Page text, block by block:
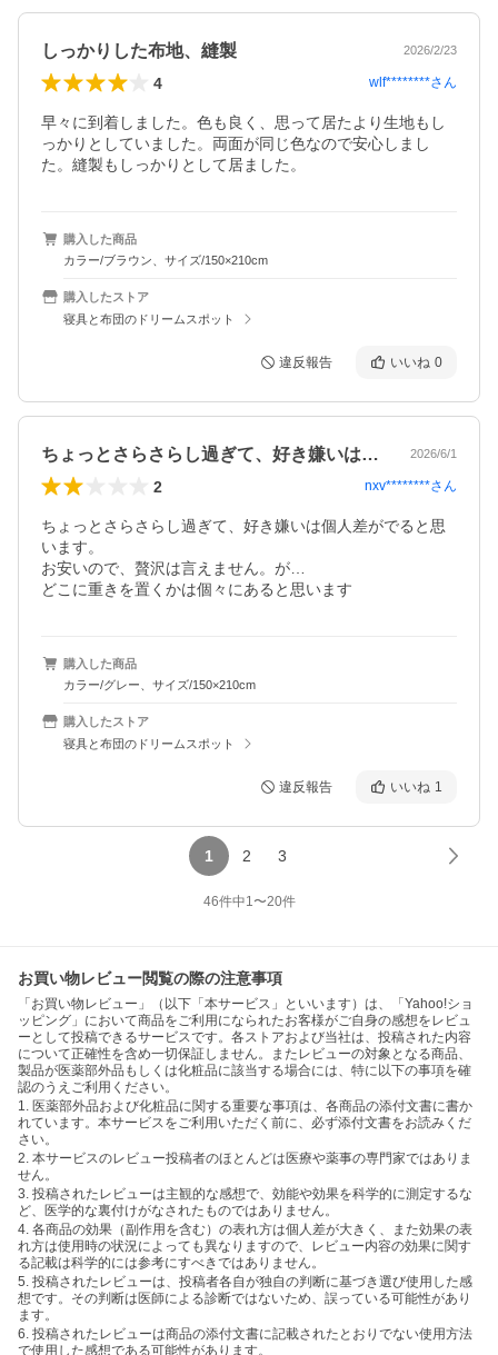
しっかりした布地、縫製 2026/2/23
4 wlf********さん
早々に到着しました。色も良く、思って居たより生地もし
っかりとしていました。両面が同じ色なので安心しまし
た。縫製もしっかりとして居ました。
購入した商品
カラー/ブラウン、サイズ/150×210cm
購入したストア
寝具と布団のドリームスポット
違反報告 いいね 0
ちょっとさらさらし過ぎて、好き嫌いは個… 2026/6/1
2 nxv********さん
ちょっとさらさらし過ぎて、好き嫌いは個人差がでると思
います。
お安いので、贅沢は言えません。が…
どこに重きを置くかは個々にあると思います
購入した商品
カラー/グレー、サイズ/150×210cm
購入したストア
寝具と布団のドリームスポット
違反報告 いいね 1
1 2 3
46件中1〜20件
お買い物レビュー閲覧の際の注意事項
「お買い物レビュー」（以下「本サービス」といいます）は、「Yahoo!ショ
ッピング」において商品をご利用になられたお客様がご自身の感想をレビュ
ーとして投稿できるサービスです。各ストアおよび当社は、投稿された内容
について正確性を含め一切保証しません。またレビューの対象となる商品、
製品が医薬部外品もしくは化粧品に該当する場合には、特に以下の事項を確
認のうえご利用ください。
1. 医薬部外品および化粧品に関する重要な事項は、各商品の添付文書に書か
れています。本サービスをご利用いただく前に、必ず添付文書をお読みくだ
さい。
2. 本サービスのレビュー投稿者のほとんどは医療や薬事の専門家ではありま
せん。
3. 投稿されたレビューは主観的な感想で、効能や効果を科学的に測定するな
ど、医学的な裏付けがなされたものではありません。
4. 各商品の効果（副作用を含む）の表れ方は個人差が大きく、また効果の表
れ方は使用時の状況によっても異なりますので、レビュー内容の効果に関す
る記載は科学的には参考にすべきではありません。
5. 投稿されたレビューは、投稿者各自が独自の判断に基づき選び使用した感
想です。その判断は医師による診断ではないため、誤っている可能性があり
ます。
6. 投稿されたレビューは商品の添付文書に記載されたとおりでない使用方法
で使用した感想である可能性があります。